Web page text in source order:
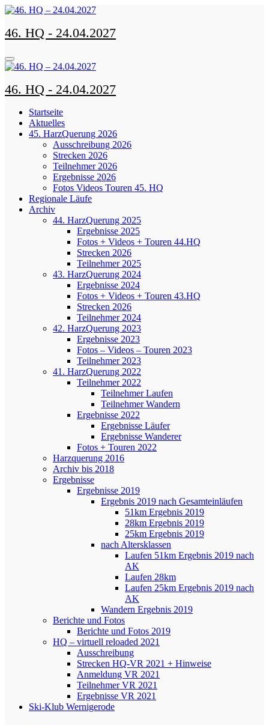
Zum
springen
46. HQ - 24.04.2027
46. HQ - 24.04.2027
Startseite
Aktuelles
45. HarzQuerung 2026
Ausschreibung 2026
Strecken 2026
Teilnehmer 2026
Ergebnisse 2026
Fotos Videos Touren 45. HQ
Regionale Läufe
Archiv
44. HarzQuerung 2025
Ergebnisse 2025
Fotos + Videos + Touren 44.HQ
Strecken 2026
Teilnehmer 2025
43. HarzQuerung 2024
Ergebnisse 2024
Fotos + Videos + Touren 43.HQ
Strecken 2026
Teilnehmer 2024
42. HarzQuerung 2023
Ergebnisse 2023
Fotos – Videos – Touren 2023
Teilnehmer 2023
41. HarzQuerung 2022
Teilnehmer 2022
Teilnehmer Laufen
Teilnehmer Wandern
Ergebnisse 2022
Ergebnisse Läufer
Ergebnisse Wanderer
Fotos + Touren 2022
Harzquerung 2016
Archiv bis 2018
Ergebnisse
Ergebnisse 2019
Ergebnis 2019 nach Gesamteinläufen
51km Ergebnis 2019
28km Ergebnis 2019
25km Ergebnis 2019
nach Altersklassen
Laufen 51km Ergebnis 2019 nach
AK
Laufen 28km
Laufen 25km Ergebnis 2019 nach
AK
Wandern Ergebnis 2019
Berichte und Fotos
Berichte und Fotos 2019
HQ – virtuell reloaded 2021
Ausschreibung
Strecken HQ-VR 2021 + Hinweise
Anmeldung VR 2021
Teilnehmer VR 2021
Ergebnisse VR 2021
Ski-Klub Wernigerode